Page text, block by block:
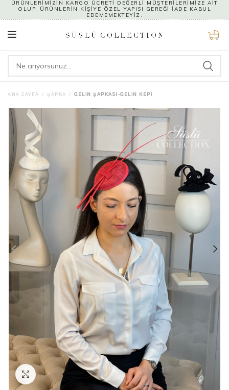
ÜRÜNLERİMİZİN KARGO ÜCRETİ DEĞERLİ MÜŞTERİLERİMİZE AİT
OLUP, ÜRÜNLERİN KİŞİYE ÖZEL YAPISI GEREĞİ İADE KABUL
EDEMEMEKTEYİZ.
0
ANA SAYFA ŞAPKA GELIN ŞAPKASI-GELIN KEPI
Click to enlarge